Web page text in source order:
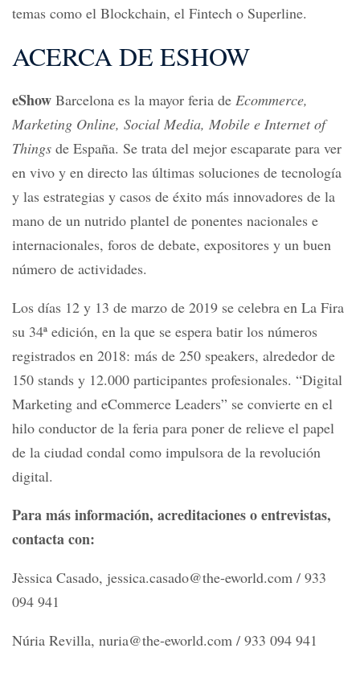
temas como el Blockchain, el Fintech o Superline.
ACERCA DE ESHOW
eShow Barcelona es la mayor feria de Ecommerce,
Marketing Online, Social Media, Mobile e Internet of
Things de España. Se trata del mejor escaparate para ver
en vivo y en directo las últimas soluciones de tecnología
y las estrategias y casos de éxito más innovadores de la
mano de un nutrido plantel de ponentes nacionales e
internacionales, foros de debate, expositores y un buen
número de actividades.
Los días 12 y 13 de marzo de 2019 se celebra en La Fira
su 34ª edición, en la que se espera batir los números
registrados en 2018: más de 250 speakers, alrededor de
150 stands y 12.000 participantes profesionales. “Digital
Marketing and eCommerce Leaders” se convierte en el
hilo conductor de la feria para poner de relieve el papel
de la ciudad condal como impulsora de la revolución
digital.
Para más información, acreditaciones o entrevistas,
contacta con:
Jèssica Casado, jessica.casado@the-eworld.com / 933
094 941
Núria Revilla, nuria@the-eworld.com / 933 094 941